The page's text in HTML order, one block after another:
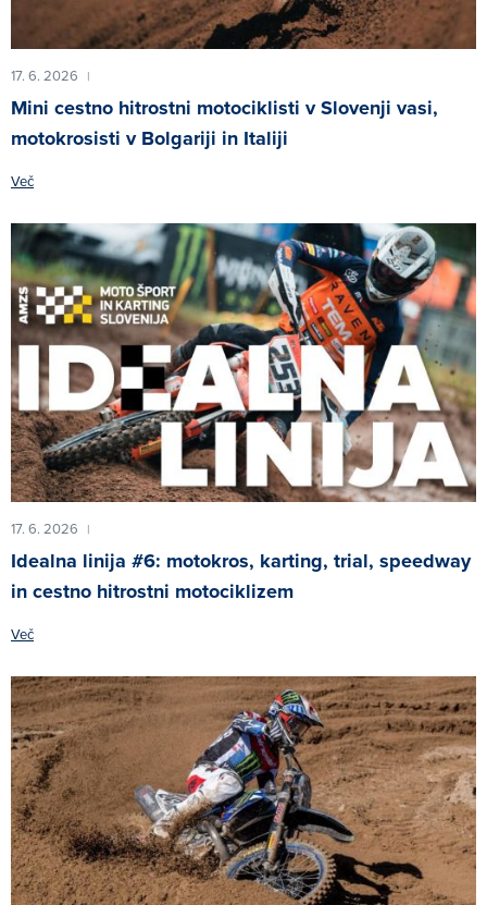
17. 6. 2026 |
Mini cestno hitrostni motociklisti v Slovenji vasi,
motokrosisti v Bolgariji in Italiji
Več
17. 6. 2026 |
Idealna linija #6: motokros, karting, trial, speedway
in cestno hitrostni motociklizem
Več